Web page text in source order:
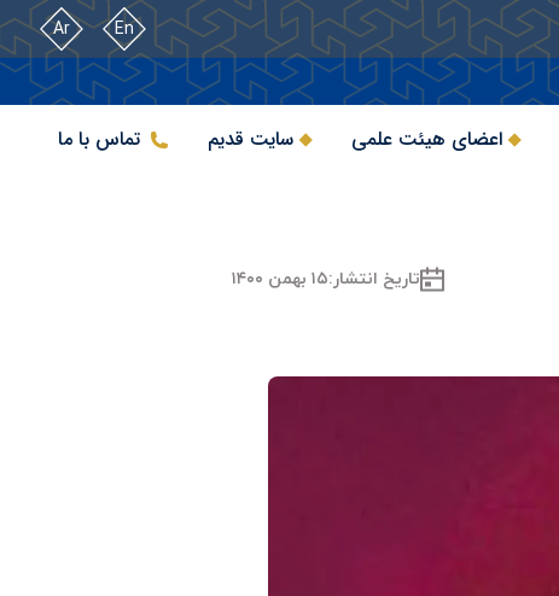
En
Ar
اعضای هیئت علمی سایت قدیم تماس با ما
تاریخ انتشار:۱۵ بهمن ۱۴۰۰